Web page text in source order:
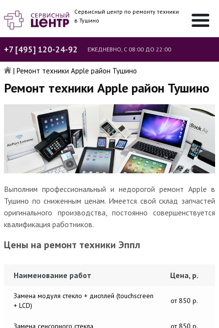
Сервисный центр по ремонту техники
в Тушино
+7 [495] 120-24-92 ЕЖЕДНЕВНО, С 08:00 ДО 22:00
| Ремонт техники Apple район Тушино
Ремонт техники Apple район Тушино
Выполним профессиональный и недорогой ремонт Apple в
Тушино по сниженным ценам. Имеется свой склад запчастей
оригинального производства, постоянно совершенствуется
квалификация работников.
Цены на ремонт техники Эппл
Наименование работ Цена, р.
Замена модуля стекло + дисплей (touchscreen
+ LCD)
от 850 р.
Замена сенсорного стекла от 850 р.